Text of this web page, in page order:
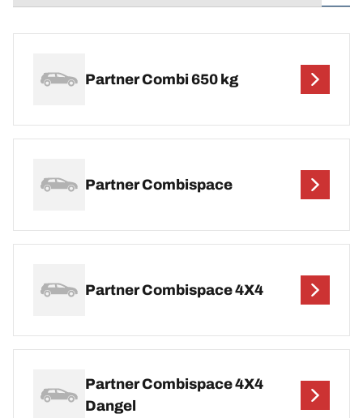
Partner Combi 650 kg
Partner Combispace
Partner Combispace 4X4
Partner Combispace 4X4
Dangel